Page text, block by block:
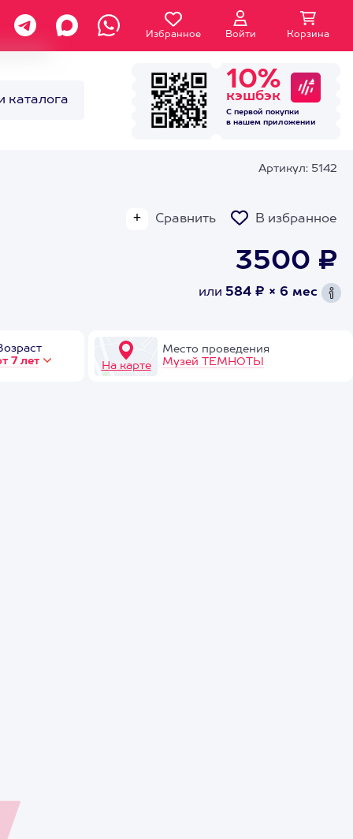
Избранное Войти Корзина
каталога
10%
кэшбэк
С первой покупки
в нашем приложении
Артикул: 5142
Сравнить В избранное
3500 ₽
или 584 ₽ × 6 мес
7 лет
На карте
Место проведения
Музей ТЕМНОТЫ